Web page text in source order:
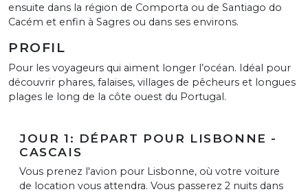
ensuite dans la région de Comporta ou de Santiago do
Cacém et enfin à Sagres ou dans ses environs.
PROFIL
Pour les voyageurs qui aiment longer l’océan. Idéal pour
découvrir phares, falaises, villages de pêcheurs et longues
plages le long de la côte ouest du Portugal.
JOUR 1: DÉPART POUR LISBONNE -
CASCAIS
Vous prenez l'avion pour Lisbonne, où votre voiture
de location vous attendra. Vous passerez 2 nuits dans